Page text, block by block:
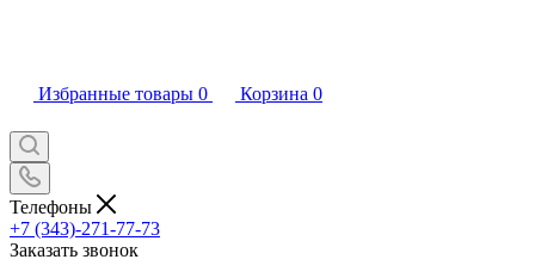
Избранные товары 0 Корзина 0
Телефоны
+7 (343)-271-77-73
Заказать звонок